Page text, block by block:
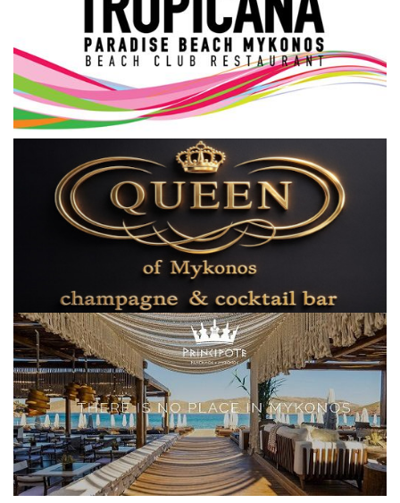
Cost Of Living Crisis
Opinion + Analysis
L’Art des Sens
Local Elections 2023
Γλώσσα
Ελληνικά English